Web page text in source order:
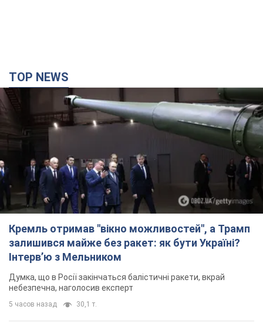
TOP NEWS
Кремль отримав "вікно можливостей", а Трамп
залишився майже без ракет: як бути Україні?
Інтерв’ю з Мельником
Думка, що в Росії закінчаться балістичні ракети, вкрай
небезпечна, наголосив експерт
5 часов назад 30,1 т.